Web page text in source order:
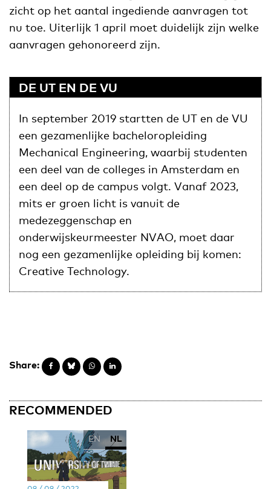
zicht op het aantal ingediende aanvragen tot
nu toe. Uiterlijk 1 april moet duidelijk zijn welke
aanvragen gehonoreerd zijn.
DE UT EN DE VU
In september 2019 startten de UT en de VU
een gezamenlijke bacheloropleiding
Mechanical Engineering, waarbij studenten
een deel van de colleges in Amsterdam en
een deel op de campus volgt. Vanaf 2023,
mits er groen licht is vanuit de
medezeggenschap en
onderwijskeurmeester NVAO, moet daar
nog een gezamenlijke opleiding bij komen:
Creative Technology.
Share:
RECOMMENDED
EN NL